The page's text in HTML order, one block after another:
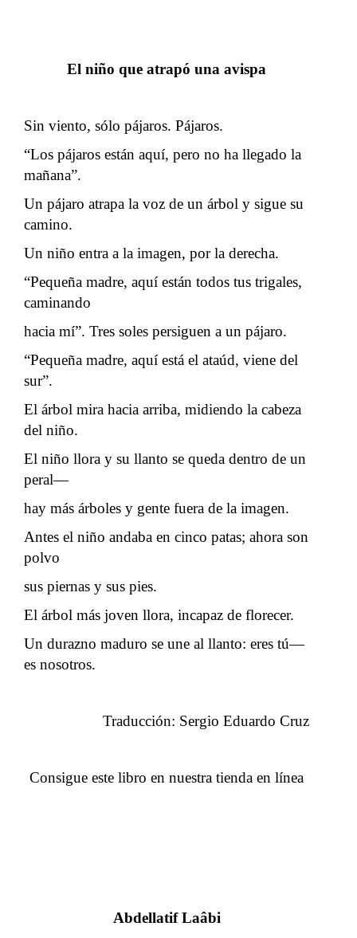
El niño que atrapó una avispa
Sin viento, sólo pájaros. Pájaros.
“Los pájaros están aquí, pero no ha llegado la
mañana”.
Un pájaro atrapa la voz de un árbol y sigue su
camino.
Un niño entra a la imagen, por la derecha.
“Pequeña madre, aquí están todos tus trigales,
caminando
hacia mí”. Tres soles persiguen a un pájaro.
“Pequeña madre, aquí está el ataúd, viene del
sur”.
El árbol mira hacia arriba, midiendo la cabeza
del niño.
El niño llora y su llanto se queda dentro de un
peral—
hay más árboles y gente fuera de la imagen.
Antes el niño andaba en cinco patas; ahora son
polvo
sus piernas y sus pies.
El árbol más joven llora, incapaz de florecer.
Un durazno maduro se une al llanto: eres tú—
es nosotros.
Traducción: Sergio Eduardo Cruz
Consigue este libro en nuestra tienda en línea
Abdellatif Laâbi